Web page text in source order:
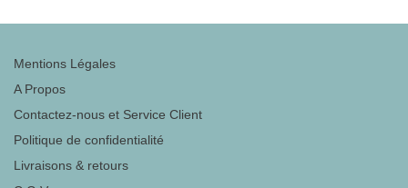
Mentions Légales
A Propos
Contactez-nous et Service Client
Politique de confidentialité
Livraisons & retours